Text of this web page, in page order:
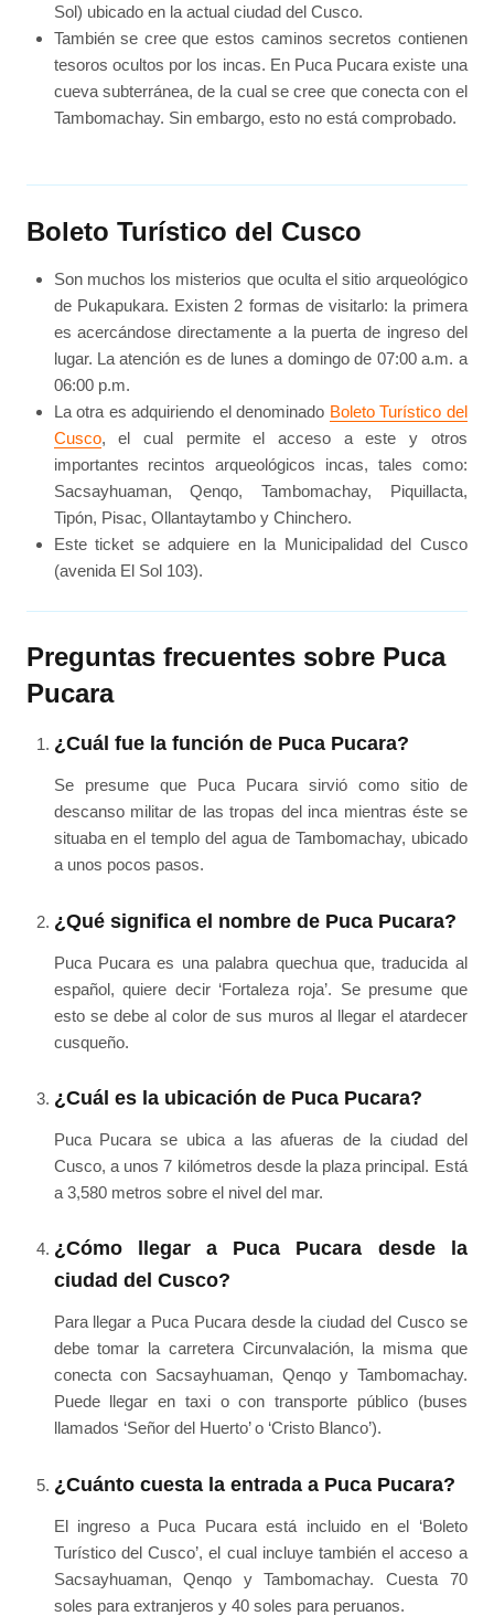
Sol) ubicado en la actual ciudad del Cusco.
También se cree que estos caminos secretos contienen
tesoros ocultos por los incas. En Puca Pucara existe una
cueva subterránea, de la cual se cree que conecta con el
Tambomachay. Sin embargo, esto no está comprobado.
Boleto Turístico del Cusco
Son muchos los misterios que oculta el sitio arqueológico
de Pukapukara. Existen 2 formas de visitarlo: la primera
es acercándose directamente a la puerta de ingreso del
lugar. La atención es de lunes a domingo de 07:00 a.m. a
06:00 p.m.
La otra es adquiriendo el denominado Boleto Turístico del
Cusco, el cual permite el acceso a este y otros
importantes recintos arqueológicos incas, tales como:
Sacsayhuaman, Qenqo, Tambomachay, Piquillacta,
Tipón, Pisac, Ollantaytambo y Chinchero.
Este ticket se adquiere en la Municipalidad del Cusco
(avenida El Sol 103).
Preguntas frecuentes sobre Puca
Pucara
¿Cuál fue la función de Puca Pucara?
Se presume que Puca Pucara sirvió como sitio de
descanso militar de las tropas del inca mientras éste se
situaba en el templo del agua de Tambomachay, ubicado
a unos pocos pasos.
¿Qué significa el nombre de Puca Pucara?
Puca Pucara es una palabra quechua que, traducida al
español, quiere decir ‘Fortaleza roja’. Se presume que
esto se debe al color de sus muros al llegar el atardecer
cusqueño.
¿Cuál es la ubicación de Puca Pucara?
Puca Pucara se ubica a las afueras de la ciudad del
Cusco, a unos 7 kilómetros desde la plaza principal. Está
a 3,580 metros sobre el nivel del mar.
¿Cómo llegar a Puca Pucara desde la
ciudad del Cusco?
Para llegar a Puca Pucara desde la ciudad del Cusco se
debe tomar la carretera Circunvalación, la misma que
conecta con Sacsayhuaman, Qenqo y Tambomachay.
Puede llegar en taxi o con transporte público (buses
llamados ‘Señor del Huerto’ o ‘Cristo Blanco’).
¿Cuánto cuesta la entrada a Puca Pucara?
El ingreso a Puca Pucara está incluido en el ‘Boleto
Turístico del Cusco’, el cual incluye también el acceso a
Sacsayhuaman, Qenqo y Tambomachay. Cuesta 70
soles para extranjeros y 40 soles para peruanos.